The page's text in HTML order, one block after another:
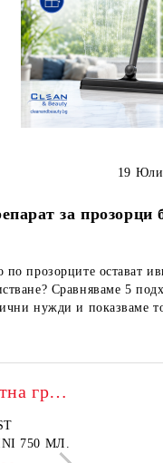
за прозорци
19
по прозорците остават
Сравняваме 5
нужди и показваме
Franck Provost – експертна грижа
750 МЛ.